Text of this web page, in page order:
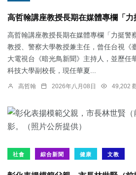
高哲翰講座教授長期在媒體專欄「力
高哲翰講座教授長期在媒體專欄「力挺警
教授、警察大學教授兼主任，曾任台視《
大電視台《暗光鳥新聞》主持人，並歷任
科技大學副校長，現任華夏...
高哲翰 2026年八月08日 49,202
社會 綜合新聞 健康 文教